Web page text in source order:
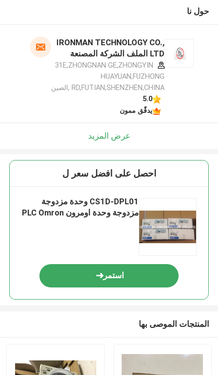
حول نا
IRONMAN TECHNOLOGY CO.,
LTD الملف الشركة المصنعة
31E,ZHONGNAN GE,ZHONGYIN
HUAYUAN,FUZHONG
RD,FUTIAN,SHENZHEN,CHINA ,الصين
5.0
يدقّق ممون
عرض المزيد
احصل على افضل سعر ل
CS1D-DPL01 وحدة مزدوجة
مزدوجة وحدة اومرون PLC Omron
استمر
المنتجات الموصى بها